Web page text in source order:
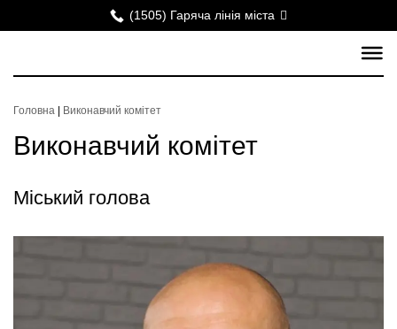
(1505) Гаряча лінія міста
Головна Виконавчий комітет
Виконавчий комітет
Міський голова